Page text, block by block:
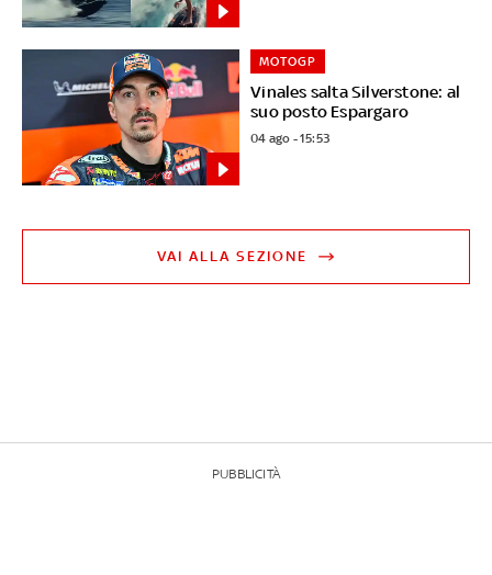
Vinales salta Silverstone: al
suo posto Espargaro
MOTOGP
04 ago - 15:53
VAI ALLA SEZIONE
PUBBLICITÀ